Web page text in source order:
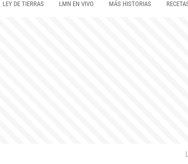
LEY DE TIERRAS LMN EN VIVO MÁS HISTORIAS